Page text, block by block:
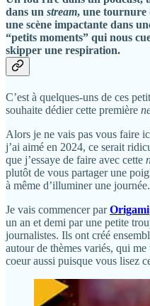
dans un stream, une tournure
une scène impactante dans
“petits moments” qui nous
skipper une respiration.
C’est à quelques-uns de ces
souhaite dédier cette première
Alors je ne vais pas vous faire
j’ai aimé en 2024, ce serait
que j’essaye de faire avec cette
plutôt de vous partager une
à même d’illuminer une journée.
Je vais commencer parOrigami
un an et demi par une petite
journalistes. Ils ont créé
autour de thèmes variés, qui
coeur aussi puisque vous lisez